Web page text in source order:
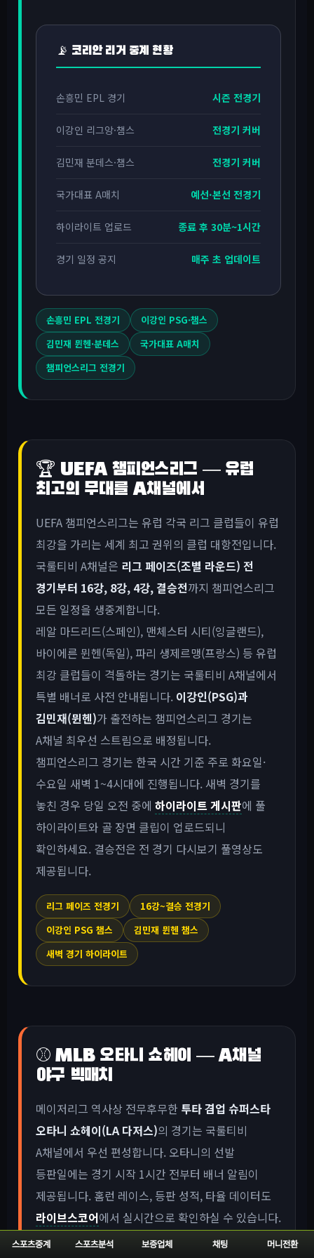
📡 코리안 리거 중계 현황
손흥민 EPL 경기 시즌 전경기
이강인 리그앙·챔스 전경기 커버
김민재 분데스·챔스 전경기 커버
국가대표 A매치 예선·본선 전경기
하이라이트 업로드 종료 후 30분~1시간
경기 일정 공지 매주 초 업데이트
손흥민 EPL 전경기
이강인 PSG·챔스
김민재 뮌헨·분데스
국가대표 A매치
챔피언스리그 전경기
🏆 UEFA 챔피언스리그 — 유럽
최고의 무대를 A채널에서
UEFA 챔피언스리그는 유럽 각국 리그 클럽들이 유럽
최강을 가리는 세계 최고 권위의 클럽 대항전입니다.
국룰티비 A채널은 리그 페이즈(조별 라운드) 전
경기부터 16강, 8강, 4강, 결승전까지 챔피언스리그
모든 일정을 생중계합니다.
레알 마드리드(스페인), 맨체스터 시티(잉글랜드),
바이에른 뮌헨(독일), 파리 생제르맹(프랑스) 등 유럽
최강 클럽들이 격돌하는 경기는 국룰티비 A채널에서
특별 배너로 사전 안내됩니다. 이강인(PSG)과
김민재(뮌헨)가 출전하는 챔피언스리그 경기는
A채널 최우선 스트림으로 배정됩니다.
챔피언스리그 경기는 한국 시간 기준 주로 화요일·
수요일 새벽 1~4시대에 진행됩니다. 새벽 경기를
놓친 경우 당일 오전 중에 하이라이트 게시판에 풀
하이라이트와 골 장면 클립이 업로드되니
확인하세요. 결승전은 전 경기 다시보기 풀영상도
제공됩니다.
리그 페이즈 전경기
16강~결승 전경기
이강인 PSG 챔스
김민재 뮌헨 챔스
새벽 경기 하이라이트
⚾ MLB 오타니 쇼헤이 — A채널
야구 빅매치
메이저리그 역사상 전무후무한 투타 겸업 슈퍼스타
오타니 쇼헤이(LA 다저스)의 경기는 국룰티비
A채널에서 우선 편성합니다. 오타니의 선발
등판일에는 경기 시작 1시간 전부터 배너 알림이
제공됩니다. 홈런 레이스, 등판 성적, 타율 데이터도
라이브스코어에서 실시간으로 확인하실 수 있습니다.
김하성(샌디에이고 파드리스) 의 수비·타격 활약도
스포츠중계 스포츠분석 보증업체 채팅 머니전환